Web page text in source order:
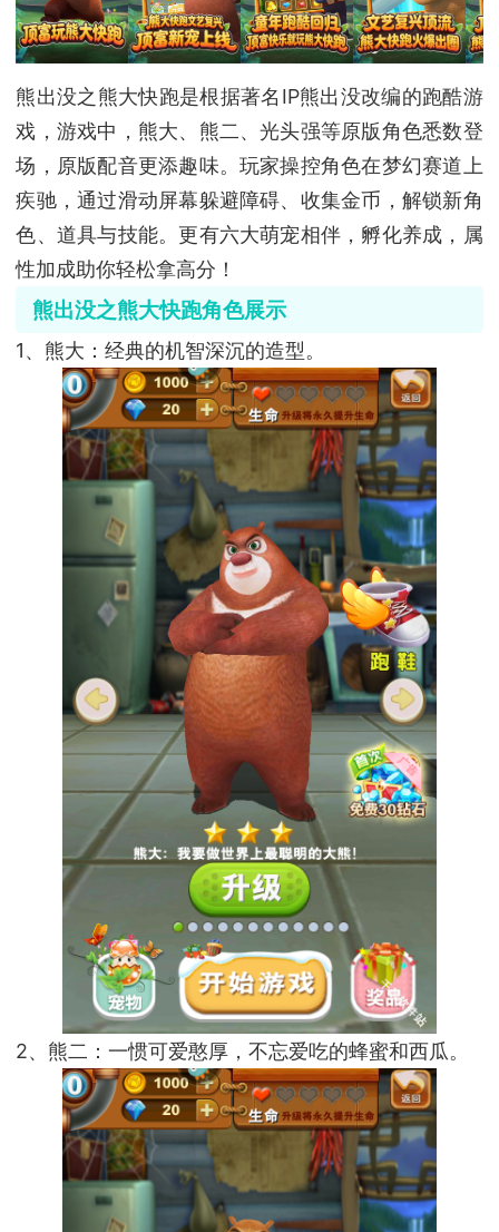
熊出没之熊大快跑是根据著名IP熊出没改编的跑酷游
戏，游戏中，熊大、熊二、光头强等原版角色悉数登
场，原版配音更添趣味。玩家操控角色在梦幻赛道上
疾驰，通过滑动屏幕躲避障碍、收集金币，解锁新角
色、道具与技能。更有六大萌宠相伴，孵化养成，属
性加成助你轻松拿高分！
熊出没之熊大快跑角色展示
1、熊大：经典的机智深沉的造型。
2、熊二：一惯可爱憨厚，不忘爱吃的蜂蜜和西瓜。